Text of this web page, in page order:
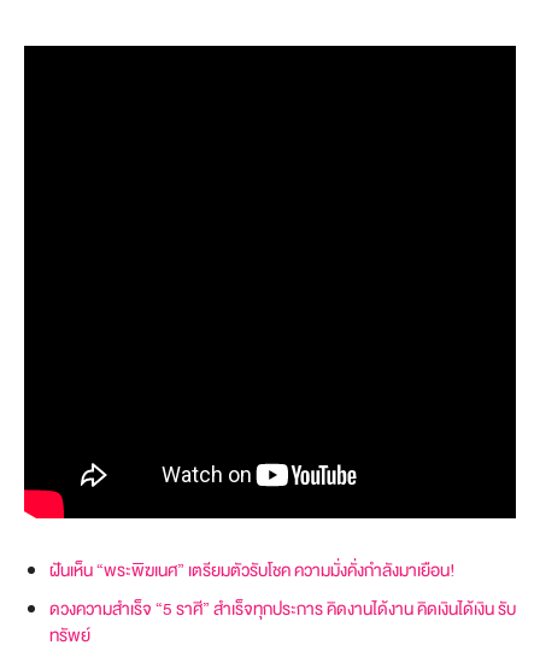
ฝันเห็น “พระพิฆเนศ” เตรียมตัวรับโชค ความมั่งคั่งกำลังมาเยือน!
ดวงความสำเร็จ “5 ราศี” สำเร็จทุกประการ คิดงานได้งาน คิดเงินได้เงิน รับ
ทรัพย์